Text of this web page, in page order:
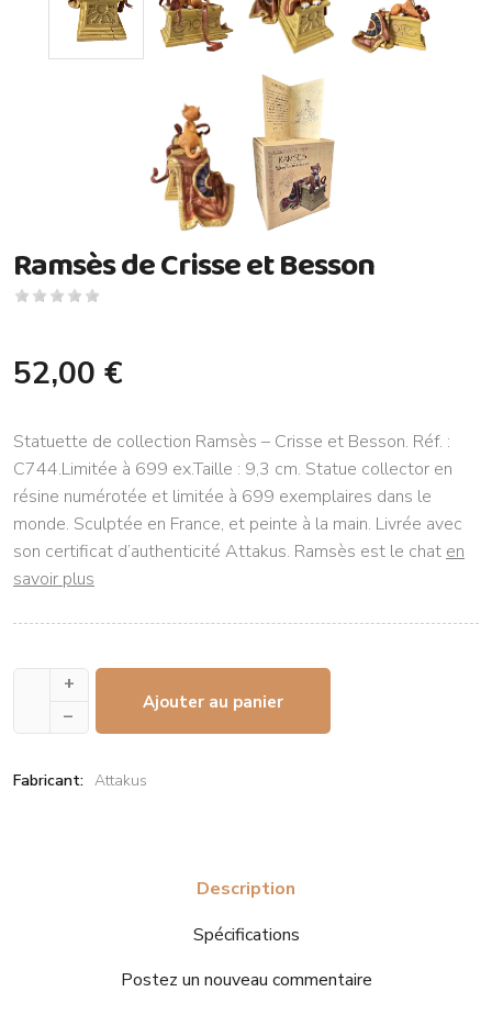
Ramsès de Crisse et Besson
52,00 €
Statuette de collection Ramsès – Crisse et Besson. Réf. :
C744.Limitée à 699 ex.Taille : 9,3 cm. Statue collector en
résine numérotée et limitée à 699 exemplaires dans le
monde. Sculptée en France, et peinte à la main. Livrée avec
son certificat d’authenticité Attakus. Ramsès est le chat en
savoir plus
+
–
Ajouter au panier
Fabricant: Attakus
Description
Spécifications
Postez un nouveau commentaire